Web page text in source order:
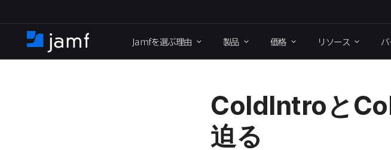
イ
ン
ホ
ー
Jamfを​選ぶ理由 製品 価格 リソース
ColdIntroと
迫る